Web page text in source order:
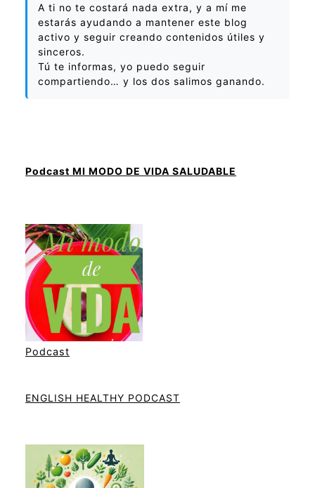
A ti no te costará nada extra, y a mí me
estarás ayudando a mantener este blog
activo y seguir creando contenidos útiles y
sinceros.
Tú te informas, yo puedo seguir
compartiendo… y los dos salimos ganando.
Podcast MI MODO DE VIDA SALUDABLE
Podcast
ENGLISH HEALTHY PODCAST